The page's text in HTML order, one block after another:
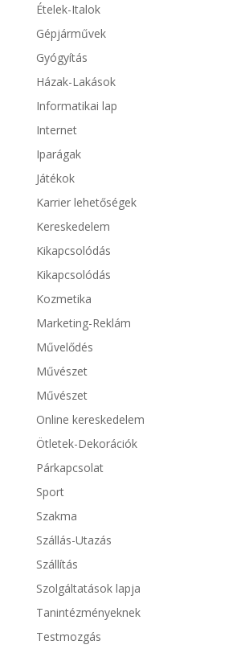
Ételek-Italok
Gépjárművek
Gyógyítás
Házak-Lakások
Informatikai lap
Internet
Iparágak
Játékok
Karrier lehetőségek
Kereskedelem
Kikapcsolódás
Kikapcsolódás
Kozmetika
Marketing-Reklám
Művelődés
Művészet
Művészet
Online kereskedelem
Ötletek-Dekorációk
Párkapcsolat
Sport
Szakma
Szállás-Utazás
Szállítás
Szolgáltatások lapja
Tanintézményeknek
Testmozgás